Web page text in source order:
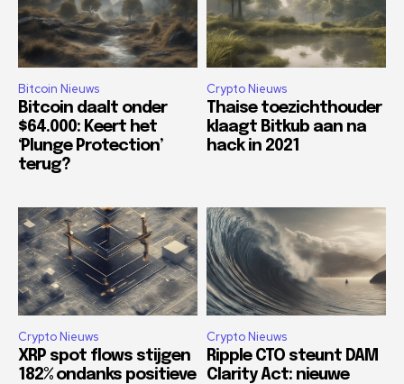
Bitcoin Nieuws
Bitcoin daalt onder
$64.000: Keert het
‘Plunge Protection’
terug?
Crypto Nieuws
Thaise toezichthouder
klaagt Bitkub aan na
hack in 2021
Crypto Nieuws
XRP spot flows stijgen
182% ondanks positieve
Crypto Nieuws
Ripple CTO steunt DAM
Clarity Act: nieuwe